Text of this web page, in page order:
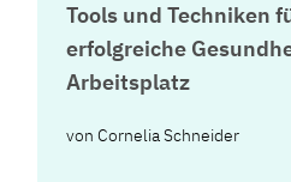
Tools und Techniken
erfolgreiche
Arbeitsplatz
vonCornelia Schneider